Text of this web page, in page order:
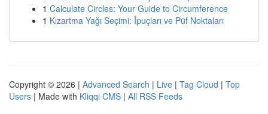
1 Calculate Circles: Your Guide to Circumference
1 Kızartma Yağı Seçimi: İpuçları ve Püf Noktaları
Copyright © 2026 | Advanced Search | Live | Tag Cloud | Top
Users | Made with Kliqqi CMS | All RSS Feeds